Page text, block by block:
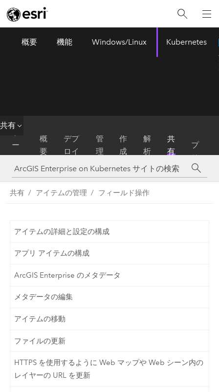
概要 機能 Windows/Linux Kubernetes
共有
ホ
ー
ム
概
要
デプ
ロイ
管
理
作
成
解
析
共
有
プ
リ
共有 アイテムの管理 フィールド操作
アイテムの詳細と設定の構成
アプリ アイテムの構成
ArcGIS Enterprise のメタデータ
メタデータの編集
アイテムの移動
ファイルの更新
HTTPS を使用するように Web マップや Web シーン内の
レイヤーの URL を更新